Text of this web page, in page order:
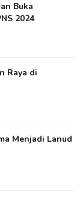
Buka
2024
Raya di
Menjadi Lanud